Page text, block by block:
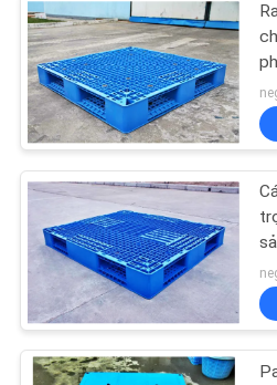
SƠ
ĐỒ
TRANG
WEB
PRIVACY
POLICY
Rack hỗ
Tầng lửng
nghiệp